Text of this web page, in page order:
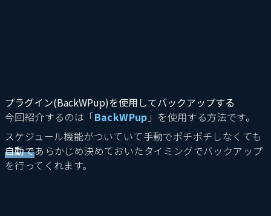
プラグイン(BackWPup)を使用してバックアップする
今回紹介するのは「BackWPup 」を使用する方法です。
スケジュール機能がついていて手動でポチポチしなくても
自動であらかじめ決めておいたタイミングでバックアップ
を行ってくれます。